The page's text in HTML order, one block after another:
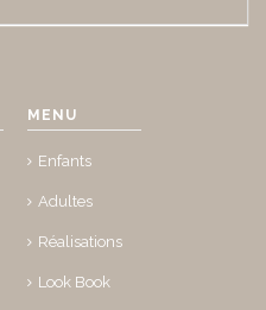
MENU
Enfants
Adultes
Réalisations
Look Book